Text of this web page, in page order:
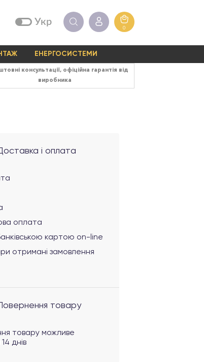
Укр
0
ЕНЕРГОСИСТЕМИ
консультації, офіційна гарантія від
виробника
і оплата
оплата
картою on-line
отримані замовлення
товару
товару можливе
днів